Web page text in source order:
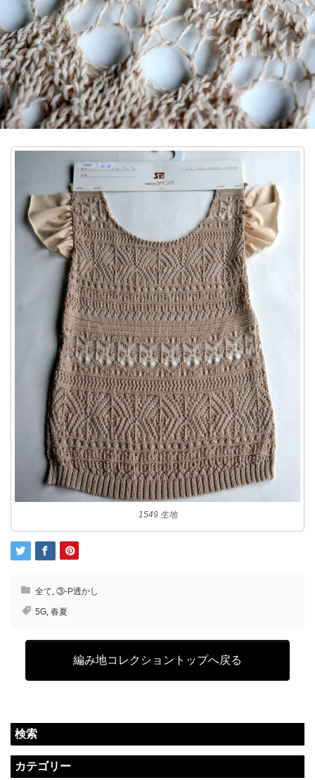
1549 生地
全て, ③-P透かし
5G, 春夏
編み地コレクショントップへ戻る
検索
カテゴリー